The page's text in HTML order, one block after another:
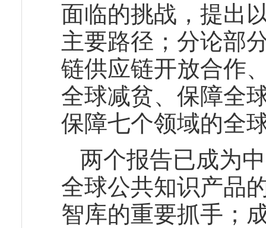
面临的挑战，提出
主要路径；分论部
链供应链开放合作
全球减贫、保障全
保障七个领域的全
两个报告已成为
全球公共知识产品
智库的重要抓手；